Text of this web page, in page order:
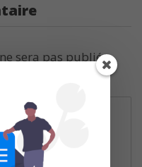
sera pas publiée.
avec